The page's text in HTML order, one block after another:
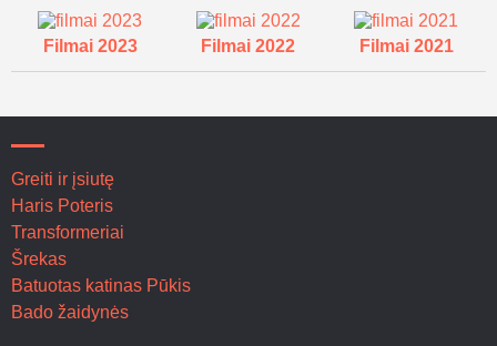
Filmai 2023 Filmai 2022 Filmai 2021
Greiti ir įsiutę
Haris Poteris
Transformeriai
Šrekas
Batuotas katinas Pūkis
Bado žaidynės